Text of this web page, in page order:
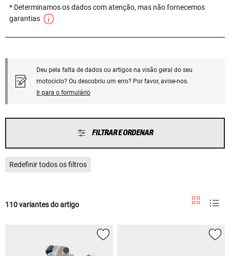
* Determinamos os dados com atenção, mas não fornecemos
garantias
Deu pela falta de dados ou artigos na visão geral do seu
motociclo? Ou descobriu um erro? Por favor, avise-nos.
Ir para o formulário
FILTRAR E ORDENAR
Redefinir todos os filtros
110 variantes do artigo